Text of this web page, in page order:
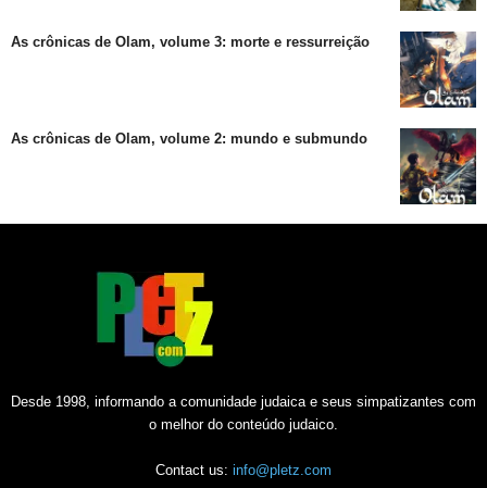
As crônicas de Olam, volume 3: morte e ressurreição
As crônicas de Olam, volume 2: mundo e submundo
Desde 1998, informando a comunidade judaica e seus simpatizantes com
o melhor do conteúdo judaico.
Contact us: info@pletz.com